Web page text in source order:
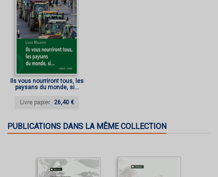
Ils vous nourriront tous, les
paysans du monde, si...
Livre papier 26,40 €
PUBLICATIONS DANS LA MÊME COLLECTION